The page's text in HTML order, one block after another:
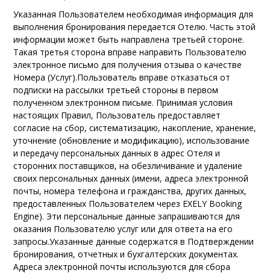
Указанная Пользователем необходимая информация для
выполнения бронирования передается Отелю.Часть этой
информации может быть направлена третьей стороне.
Такая третья сторона вправе направить Пользователю
электронное письмо для получения отзыва о качестве
Номера (Услуг).Пользователь вправе отказаться от
подписки на рассылки третьей стороны в первом
полученном электронном письме. Принимая условия
настоящих Правил, Пользователь предоставляет
согласие на сбор, систематизацию, накопление, хранение,
уточнение (обновление и модификацию), использование
и передачу персональных данных в адрес Отеля и
сторонних поставщиков, на обезличивание и удаление
своих персональных данных (имени, адреса электронной
почты, номера телефона и гражданства, других данных,
предоставленных Пользователем через EXELY Booking
Engine).Эти персональные данные запрашиваются для
оказания Пользователю услуг или для ответа на его
запросы.Указанные данные содержатся в Подтверждении
бронирования, отчетных и бухгалтерских документах.
Адреса электронной почты используются для сбора